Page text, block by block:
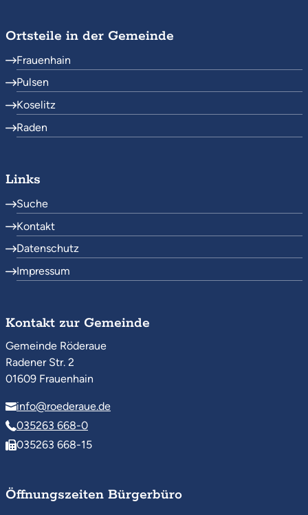
Ortsteile in der Gemeinde
Frauenhain
Pulsen
Koselitz
Raden
Links
Suche
Kontakt
Datenschutz
Impressum
Kontakt zur Gemeinde
Gemeinde Röderaue
Radener Str. 2
01609 Frauenhain
info@roederaue.de
035263 668-0
035263 668-15
Öffnungszeiten Bürgerbüro